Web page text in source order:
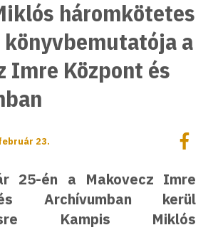
háromkötetes
könyvbemutatója a
Imre Központ és
23.
25-én a Makovecz Imre
Archívumban kerül
Kampis Miklós